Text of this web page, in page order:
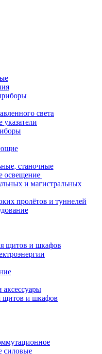
света
станочные
освещение
и магистральных
пролётов и туннелей
щитов и шкафов
щитов и шкафов
силовые